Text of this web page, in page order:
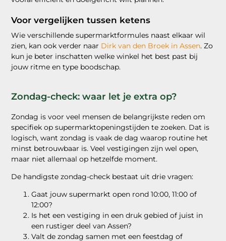
Voor vergelijken tussen ketens
Wie verschillende supermarktformules naast elkaar wil
zien, kan ook verder naar Dirk van den Broek in Assen. Zo
kun je beter inschatten welke winkel het best past bij
jouw ritme en type boodschap.
Zondag-check: waar let je extra op?
Zondag is voor veel mensen de belangrijkste reden om
specifiek op supermarktopeningstijden te zoeken. Dat is
logisch, want zondag is vaak de dag waarop routine het
minst betrouwbaar is. Veel vestigingen zijn wel open,
maar niet allemaal op hetzelfde moment.
De handigste zondag-check bestaat uit drie vragen:
Gaat jouw supermarkt open rond 10:00, 11:00 of
12:00?
Is het een vestiging in een druk gebied of juist in
een rustiger deel van Assen?
Valt de zondag samen met een feestdag of